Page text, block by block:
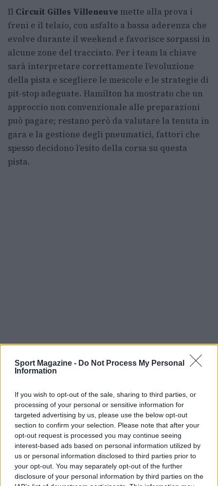
Sport Magazine - Do Not Process My Personal
Information
If you wish to opt-out of the sale, sharing to third parties, or
processing of your personal or sensitive information for
targeted advertising by us, please use the below opt-out
section to confirm your selection. Please note that after your
opt-out request is processed you may continue seeing
interest-based ads based on personal information utilized by
us or personal information disclosed to third parties prior to
your opt-out. You may separately opt-out of the further
disclosure of your personal information by third parties on the
Il Circuit Gilles Villeneuve mette alla prova i
freni e il telaio, con asfalto a bassa aderenza che
evolve durante il weekend e favorisce sorpassi in
alcune zone del tracciato. Per i team la chiave
sarà interpretare correttamente l’evoluzione
della pista e scegliere le mescole e le strategie di
pit-stop adeguate. Hamilton ha mostrato che un
approccio non convenzionale alle preparazioni
può pagare; restano però da valutare la tenuta in
gara e la gestione degli pneumatici, fattori che
spesso decidono l’esito della corsa su questa
pista.
sguardo interessante sulle scelte tecniche e sui
punti deboli delle squadre. La decisione di
Hamilton di vivere il gran premio con meno
simulazioni e più prove pratiche potrebbe aprire
un filone di riflessione per altri piloti, mentre le
dinamiche di gestione dei freni e dei cordoli
rimangono centrali per chi vuole trasformare
una buona qualifica in un risultato di valore in
gara.